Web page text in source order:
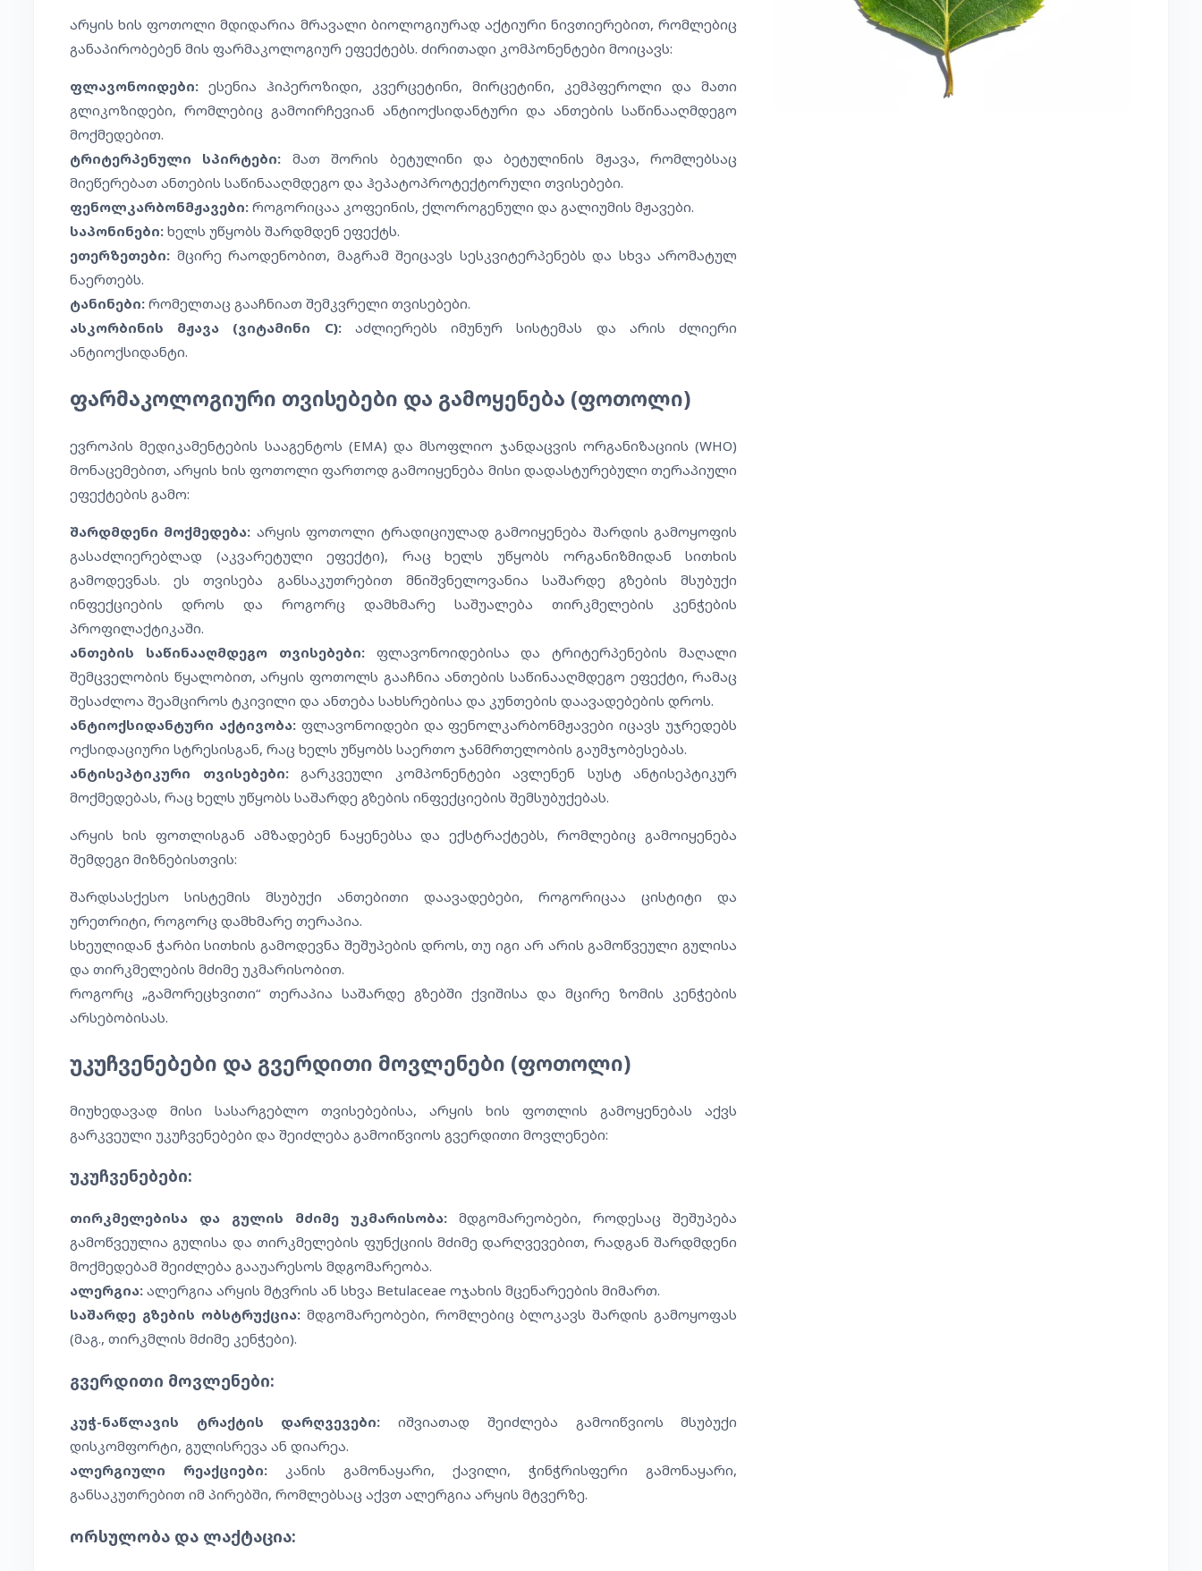
არყის ხის ფოთოლი მდიდარია მრავალი ბიოლოგიურად აქტიური ნივთიერებით, რომლებიც
განაპირობებენ მის ფარმაკოლოგიურ ეფექტებს. ძირითადი კომპონენტები მოიცავს:
ფლავონოიდები: ესენია ჰიპეროზიდი, კვერცეტინი, მირცეტინი, კემპფეროლი და მათი
გლიკოზიდები, რომლებიც გამოირჩევიან ანტიოქსიდანტური და ანთების საწინააღმდეგო
მოქმედებით.
ტრიტერპენული სპირტები: მათ შორის ბეტულინი და ბეტულინის მჟავა, რომლებსაც
მიეწერებათ ანთების საწინააღმდეგო და ჰეპატოპროტექტორული თვისებები.
ფენოლკარბონმჟავები: როგორიცაა კოფეინის, ქლოროგენული და გალიუმის მჟავები.
საპონინები: ხელს უწყობს შარდმდენ ეფექტს.
ეთერზეთები: მცირე რაოდენობით, მაგრამ შეიცავს სესკვიტერპენებს და სხვა არომატულ
ნაერთებს.
ტანინები: რომელთაც გააჩნიათ შემკვრელი თვისებები.
ასკორბინის მჟავა (ვიტამინი C):აძლიერებს იმუნურ სისტემას და არის ძლიერი
ანტიოქსიდანტი.
ფარმაკოლოგიური თვისებები და გამოყენება (ფოთოლი)
ევროპის მედიკამენტების სააგენტოს (EMA) და მსოფლიო ჯანდაცვის ორგანიზაციის (WHO)
მონაცემებით, არყის ხის ფოთოლი ფართოდ გამოიყენება მისი დადასტურებული თერაპიული
ეფექტების გამო:
შარდმდენი მოქმედება: არყის ფოთოლი ტრადიციულად გამოიყენება შარდის გამოყოფის
გასაძლიერებლად (აკვარეტული ეფექტი), რაც ხელს უწყობს ორგანიზმიდან სითხის
გამოდევნას. ეს თვისება განსაკუთრებით მნიშვნელოვანია საშარდე გზების მსუბუქი
ინფექციების დროს და როგორც დამხმარე საშუალება თირკმელების კენჭების
პროფილაქტიკაში.
ანთების საწინააღმდეგო თვისებები:ფლავონოიდებისა და ტრიტერპენების მაღალი
შემცველობის წყალობით, არყის ფოთოლს გააჩნია ანთების საწინააღმდეგო ეფექტი, რამაც
შესაძლოა შეამციროს ტკივილი და ანთება სახსრებისა და კუნთების დაავადებების დროს.
ანტიოქსიდანტური აქტივობა:ფლავონოიდები და ფენოლკარბონმჟავები იცავს უჯრედებს
ოქსიდაციური სტრესისგან, რაც ხელს უწყობს საერთო ჯანმრთელობის გაუმჯობესებას.
ანტისეპტიკური თვისებები:გარკვეული კომპონენტები ავლენენ სუსტ ანტისეპტიკურ
მოქმედებას, რაც ხელს უწყობს საშარდე გზების ინფექციების შემსუბუქებას.
არყის ხის ფოთლისგან ამზადებენ ნაყენებსა და ექსტრაქტებს, რომლებიც გამოიყენება
შემდეგი მიზნებისთვის:
შარდსასქესო სისტემის მსუბუქი ანთებითი დაავადებები, როგორიცაა ცისტიტი და
ურეთრიტი, როგორც დამხმარე თერაპია.
სხეულიდან ჭარბი სითხის გამოდევნა შეშუპების დროს, თუ იგი არ არის გამოწვეული გულისა
და თირკმელების მძიმე უკმარისობით.
როგორც „გამორეცხვითი“ თერაპია საშარდე გზებში ქვიშისა და მცირე ზომის კენჭების
არსებობისას.
უკუჩვენებები და გვერდითი მოვლენები (ფოთოლი)
მიუხედავად მისი სასარგებლო თვისებებისა, არყის ხის ფოთლის გამოყენებას აქვს
გარკვეული უკუჩვენებები და შეიძლება გამოიწვიოს გვერდითი მოვლენები:
უკუჩვენებები:
თირკმელებისა და გულის მძიმე უკმარისობა: მდგომარეობები, როდესაც შეშუპება
გამოწვეულია გულისა და თირკმელების ფუნქციის მძიმე დარღვევებით, რადგან შარდმდენი
მოქმედებამ შეიძლება გააუარესოს მდგომარეობა.
ალერგია: ალერგია არყის მტვრის ან სხვა Betulaceae ოჯახის მცენარეების მიმართ.
საშარდე გზების ობსტრუქცია:მდგომარეობები, რომლებიც ბლოკავს შარდის გამოყოფას
(მაგ., თირკმლის მძიმე კენჭები).
გვერდითი მოვლენები:
კუჭ-ნაწლავის ტრაქტის დარღვევები: იშვიათად შეიძლება გამოიწვიოს მსუბუქი
დისკომფორტი, გულისრევა ან დიარეა.
ალერგიული რეაქციები: კანის გამონაყარი, ქავილი, ჭინჭრისფერი გამონაყარი,
განსაკუთრებით იმ პირებში, რომლებსაც აქვთ ალერგია არყის მტვერზე.
ორსულობა და ლაქტაცია: